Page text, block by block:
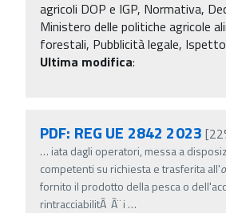
agricoli DOP e IGP, Normativa,
Ministero delle politiche agricole
forestali, Pubblicità legale,
Ultima modifica:
PDF: REG UE 2842 2023
… iata dagli operatori, messa a
competenti su richiesta e trasferita all'
fornito il prodotto della pesca o
rintracciabilitÃ Ã¨ i …